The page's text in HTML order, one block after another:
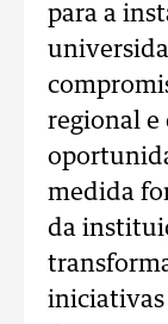
para a
regional e
medida
da
iniciativas